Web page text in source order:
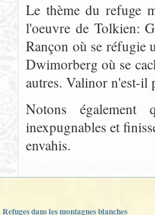
Le thème du refuge
l'oeuvre de Tolkien:
Rançon où se réfugie
Dwimorberg où se
autres. Valinor n'est-il
Notons également
inexpugnables et
envahis.
Refuges dans les montagnes blanches